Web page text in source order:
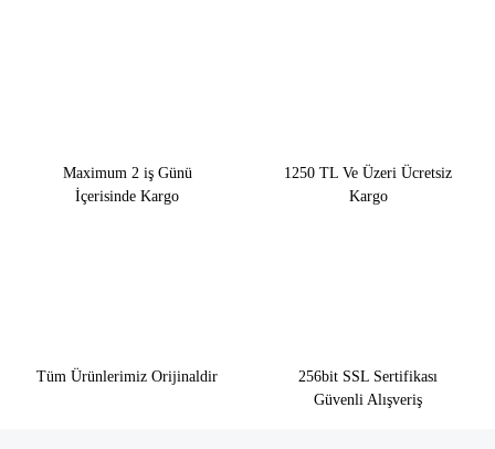
Maximum 2 iş Günü
İçerisinde Kargo
1250 TL Ve Üzeri Ücretsiz
Kargo
Tüm Ürünlerimiz Orijinaldir
256bit SSL Sertifikası
Güvenli Alışveriş